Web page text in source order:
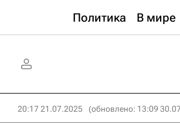
Политика В мире
20:17 21.07.2025 (обновлено: 13:09